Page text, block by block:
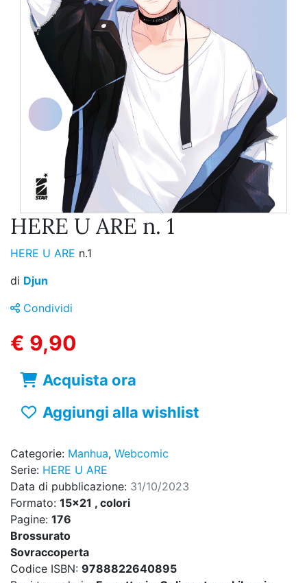
HERE U ARE n. 1
HERE U ARE n.1
di Djun
Condividi
€ 9,90
Acquista ora
Aggiungi alla wishlist
Categorie: Manhua, Webcomic
Serie: HERE U ARE
Data di pubblicazione: 31/10/2023
Formato: 15x21 , colori
Pagine: 176
Brossurato
Sovraccoperta
Codice ISBN: 9788822640895